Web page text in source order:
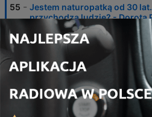
55 - Jestem naturopatką od 30 lat.
przychodzą ludzie? - Dorota
07 sie 2026
54
Premier zapowiada wojnę w
się nie przygotowuje? -
53 - Te oleje niszczą nas po cichu
uważać? - Zbigniew